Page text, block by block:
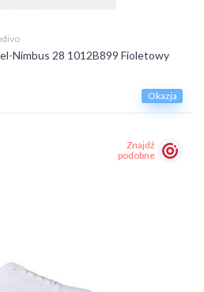
Okazja
Nimbus 28 1012B899 Fioletowy
Znajdź
podobne